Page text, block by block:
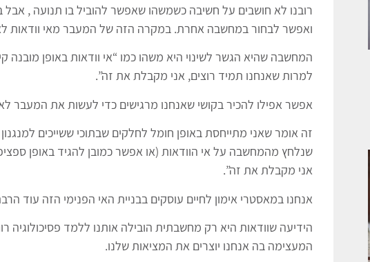
רובנו לא חושבים על חשיבה כשמשהו שאפשר להוביל בו תנועה ,
ואפשר לבחור במחשבה אחרת. במקרה הזה של המעבר מאי וודאות
המחשבה שהיא הגשר לשינוי היא משהו כמו “אי וודאות באופן
למרות שאנחנו תמיד רוצים, אני מקבלת את זה”.
אפשר אפילו להכיר בקושי שאנחנו מרגישים כדי לעשות את המעבר
זה אומר שאני מתייחסת באופן חומל לחלקים שבתוכי ששייכים
שנלחץ מהמחשבה על אי הוודאות (או אפשר כמובן להגיד באופן
אני מקבלת את זה”.
אנחנו במאסטרי אימון לחיים עוסקים בבניית האי הפנימי הזה עוד
המעצימה בה אנחנו יוצרים את המציאות שלנו.